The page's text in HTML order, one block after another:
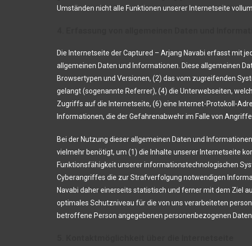
Umständen nicht alle Funktionen unserer Internetseite
Die Internetseite der Captured – Arjang Navabi erfasst mit
allgemeinen Daten und Informationen. Diese allgemeinen
Browsertypen und Versionen, (2) das vom zugreifenden
gelangt (sogenannte Referrer), (4) die Unterwebseiten,
Zugriffs auf die Internetseite, (6) eine Internet-Protokoll-
Informationen, die der Gefahrenabwehr im Falle von
Bei der Nutzung dieser allgemeinen Daten und
vielmehr benötigt, um (1) die Inhalte unserer Internetseite
Funktionsfähigkeit unserer informationstechnologischen
Cyberangriffes die zur Strafverfolgung notwendigen
Navabi daher einerseits statistisch und ferner mit dem Ziel
optimales Schutzniveau für die von uns verarbeiteten
betroffene Person angegebenen personenbezogenen